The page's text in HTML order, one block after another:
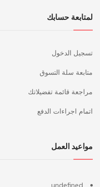
لمتابعة حسابك
تسجيل الدخول
متابعة سلة التسوق
مراجعة قائمة تفضيلاتك
اتمام اجراءات الدفع
مواعيد العمل
undefined